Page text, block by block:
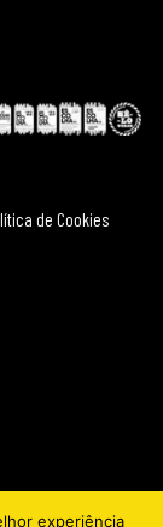
de Cookies
experiência